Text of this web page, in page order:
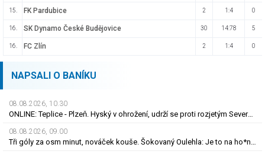
15. FK Pardubice 2 1:4 0
16. SK Dynamo České Budějovice 30 14:78 5
16. FC Zlín 2 1:4 0
NAPSALI O BANÍKU
08.08.2026, 10.30
ONLINE: Teplice - Plzeň. Hyský v ohrožení, udrží se proti rozjetým Severočechům?
08.08.2026, 09.00
Tři góly za osm minut, nováček kouše. Šokovaný Oulehla: Je to na ho*no, řešíme posily